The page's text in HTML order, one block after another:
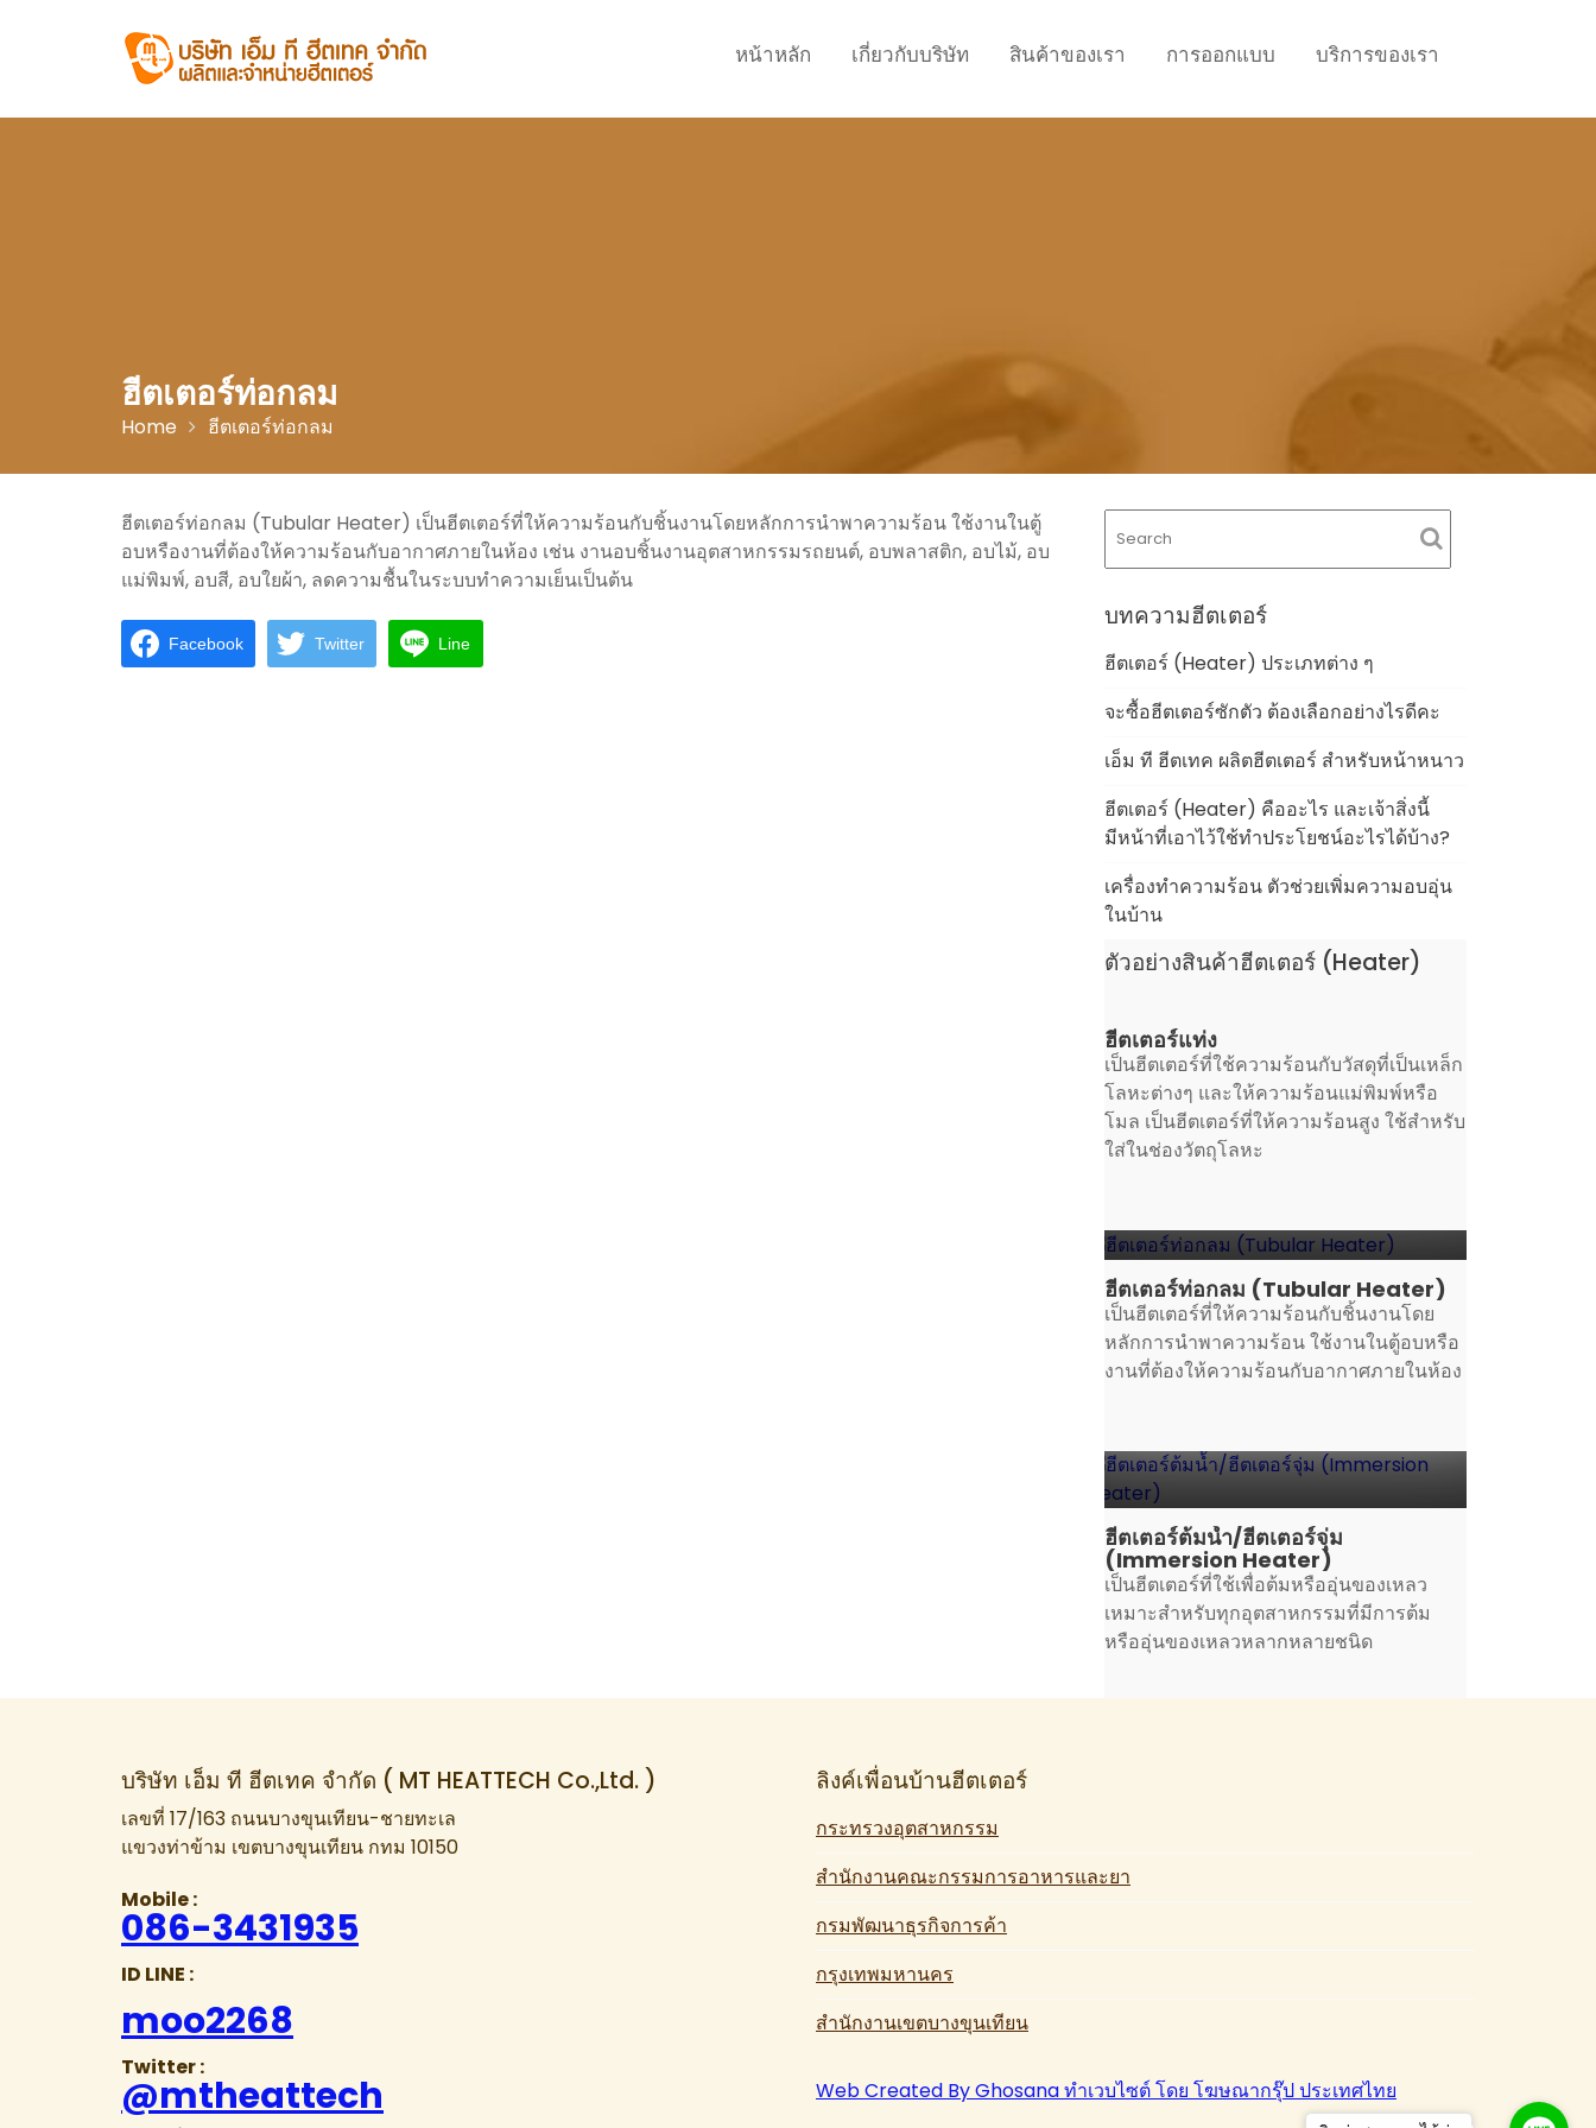
หน้าหลัก เกี่ยวกับบริษัท สินค้าของเรา การออกแบบ บริการของเรา
ฮีตเตอร์ท่อกลม
Home ฮีตเตอร์ท่อกลม
ฮีตเตอร์ท่อกลม (Tubular Heater) เป็นฮีตเตอร์ที่ให้ความร้อนกับชิ้นงานโดยหลักการนำพาความร้อน ใช้งานในตู้
อบหรืองานที่ต้องให้ความร้อนกับอากาศภายในห้อง เช่น งานอบชิ้นงานอุตสาหกรรมรถยนต์, อบพลาสติก, อบไม้, อบ
แม่พิมพ์, อบสี, อบใยผ้า, ลดความชื้นในระบบทำความเย็นเป็นต้น
Facebook Twitter Line
บทความฮีตเตอร์
ฮีตเตอร์ (Heater) ประเภทต่าง ๆ
จะซื้อฮีตเตอร์ซักตัว ต้องเลือกอย่างไรดีคะ
เอ็ม ที ฮีตเทค ผลิตฮีตเตอร์ สำหรับหน้าหนาว
ฮีตเตอร์ (Heater) คืออะไร และเจ้าสิ่งนี้
มีหน้าที่เอาไว้ใช้ทำประโยชน์อะไรได้บ้าง?
เครื่องทำความร้อน ตัวช่วยเพิ่มความอบอุ่น
ในบ้าน
ตัวอย่างสินค้าฮีตเตอร์ (Heater)
ฮีตเตอร์แท่ง
เป็นฮีตเตอร์ที่ใช้ความร้อนกับวัสดุที่เป็นเหล็ก
โลหะต่างๆ และให้ความร้อนแม่พิมพ์หรือ
โมล เป็นฮีตเตอร์ที่ให้ความร้อนสูง ใช้สำหรับ
ใส่ในช่องวัตถุโลหะ
ฮีตเตอร์ท่อกลม (Tubular Heater)
เป็นฮีตเตอร์ที่ให้ความร้อนกับชิ้นงานโดย
หลักการนำพาความร้อน ใช้งานในตู้อบหรือ
งานที่ต้องให้ความร้อนกับอากาศภายในห้อง
ฮีตเตอร์ต้มน้ำ/ฮีตเตอร์จุ่ม
(Immersion Heater)
เป็นฮีตเตอร์ที่ใช้เพื่อต้มหรืออุ่นของเหลว
เหมาะสำหรับทุกอุตสาหกรรมที่มีการต้ม
หรืออุ่นของเหลวหลากหลายชนิด
บริษัท เอ็ม ที ฮีตเทค จำกัด ( MT HEATTECH Co.,Ltd. )
เลขที่ 17/163 ถนนบางขุนเทียน-ชายทะเล
แขวงท่าข้าม เขตบางขุนเทียน กทม 10150
Mobile :
086-3431935
ID LINE :
moo2268
Twitter :
@mtheattech
ลิงค์เพื่อนบ้านฮีตเตอร์
กระทรวงอุตสาหกรรม
สำนักงานคณะกรรมการอาหารและยา
กรมพัฒนาธุรกิจการค้า
กรุงเทพมหานคร
สำนักงานเขตบางขุนเทียน
Web Created By Ghosana ทำเวบไซต์ โดย โฆษณากรุ๊ป ประเทศไทย